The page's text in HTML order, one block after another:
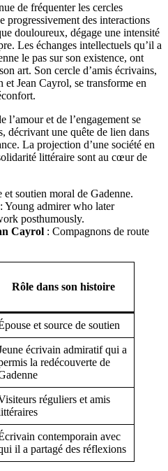
de fréquenter les cercles
progressivement des interactions
douloureux, dégage une intensité
Les échanges intellectuels qu’il a
le pas sur son existence, ont
art. Son cercle d’amis écrivains,
Jean Cayrol, se transforme en
l’amour et de l’engagement se
décrivant une quête de lien dans
La projection d’une société en
littéraire sont au cœur de
et soutien moral de Gadenne.
: Young admirer who later
posthumously.
Cayrol : Compagnons de route
Rôle dans son histoire
et source de soutien
écrivain admiratif qui a
la redécouverte de
réguliers et amis
contemporain avec
il a partagé des réflexions